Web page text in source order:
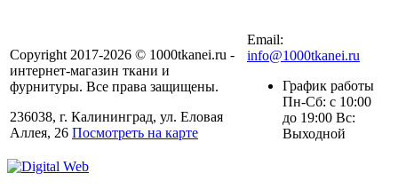
Copyright 2017-2026 © 1000tkanei.ru -
интернет-магазин ткани и
фурнитуры. Все права защищены.
236038, г. Калининград, ул. Еловая
Аллея, 26 Посмотреть на карте
Email:
info@1000tkanei.ru
График работы
Пн-Сб: с 10:00
до 19:00 Вс:
Выходной